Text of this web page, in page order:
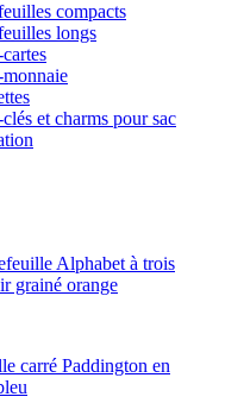
compacts
longs
et charms pour sac